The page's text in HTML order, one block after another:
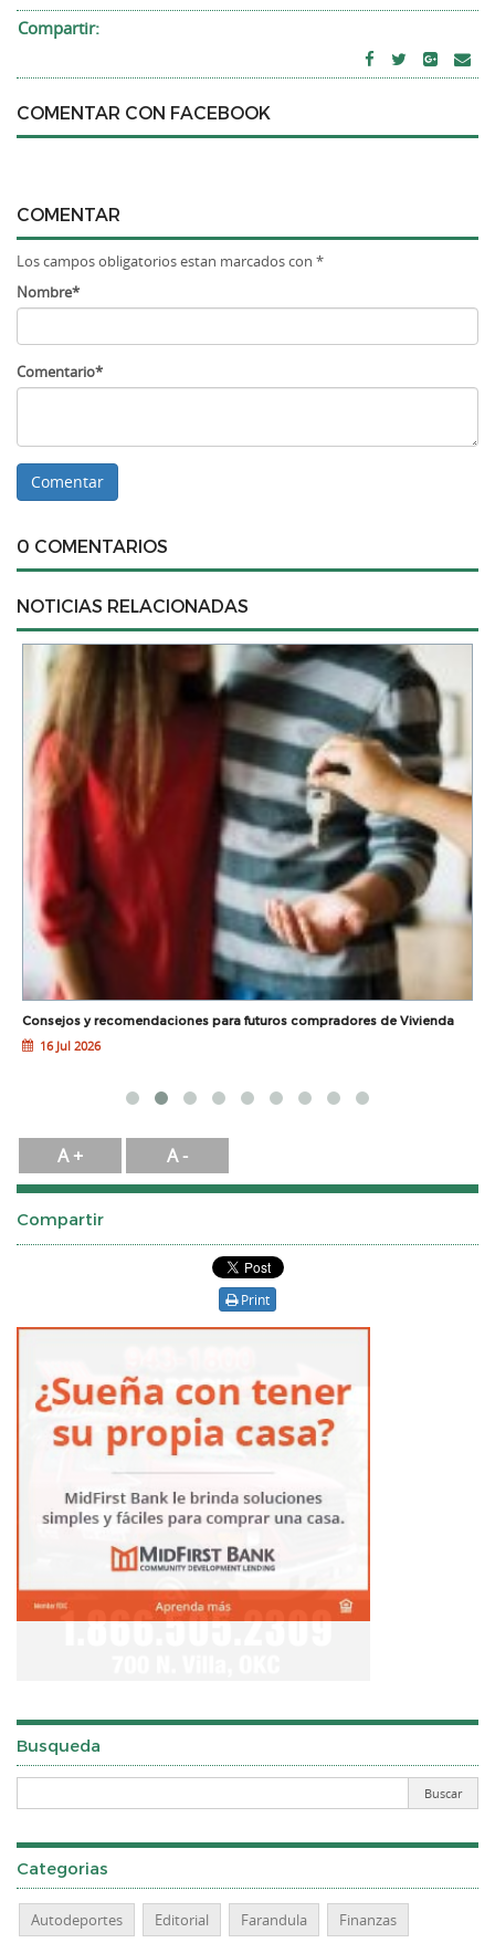
Compartir:
COMENTAR CON FACEBOOK
COMENTAR
Los campos obligatorios estan marcados con *
Nombre*
Comentario*
0 COMENTARIOS
NOTICIAS RELACIONADAS
Consejos y recomendaciones para futuros compradores de Vivienda
16 Jul 2026
A + A -
Compartir
Print
Busqueda
Categorias
Autodeportes Editorial Farandula Finanzas